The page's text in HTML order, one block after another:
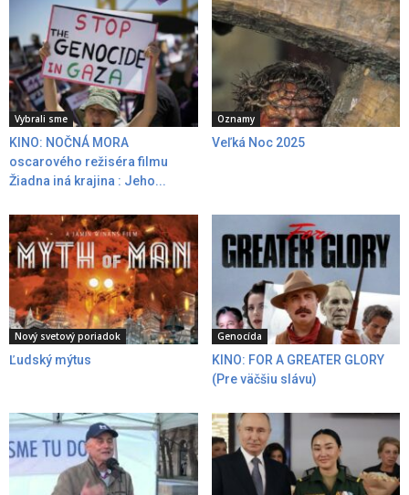
Vybrali sme
KINO: NOČNÁ MORA
oscarového režiséra filmu
Žiadna iná krajina : Jeho...
Oznamy
Veľká Noc 2025
Nový svetový poriadok
Ľudský mýtus
Genocída
KINO: FOR A GREATER GLORY
(Pre väčšiu slávu)